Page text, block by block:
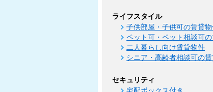
ライフスタイル
子供部屋・子供可の賃貸
ペット可・ペット相談可
二人暮らし向け賃貸物件
シニア・高齢者相談可の
セキュリティ